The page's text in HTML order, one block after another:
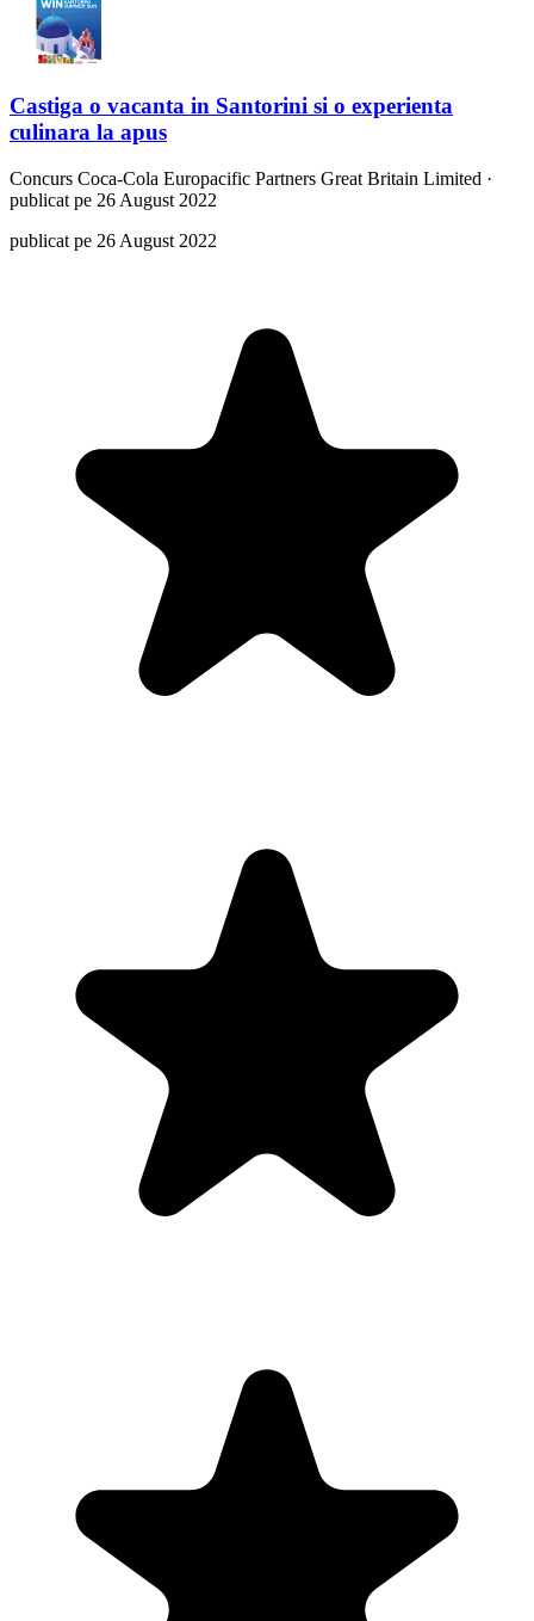
Castiga o vacanta in Santorini si o experienta
culinara la apus
Concurs Coca-Cola Europacific Partners Great Britain Limited ·
publicat pe 26 August 2022
publicat pe 26 August 2022